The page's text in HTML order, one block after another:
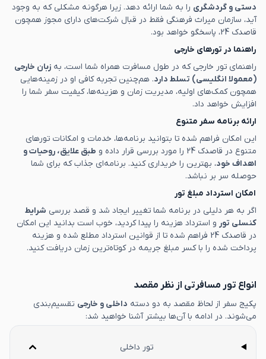
دستی و گردشگری را به شما ارائه دهد. زیرا هرگونه مشکلی که به وجود
آید، سازمان میراث فرهنگی فقط در قبال شرکت‌های دارای مجوز همچون
قاصدک 24، پاسخگو خواهد بود.
راهنما در تورهای خارجی
راهنمای تور خارجی که در طول مسافرت همراه شما است، به زبان خارجی
(معمولا انگلیسی) تسلط دارد. هم‌چنین تجربه کافی او در زمینه‌هایی
همچون کمک‌های اولیه، مدیریت زمان و هزینه‌ها، کیفیت سفر شما را
افزایش خواهد داد.
ارائه برنامه‌ سفر متنوع
این امکان فراهم شده تا بتوانید برنامه‌ها، خدمات و امکانات تورهای
متنوع در قاصدک 24 را مورد بررسی قرار داده و
طبق علایق، روحیات و
اهداف خود، بهترین را خریداری کنید. برنامه‌ای جذاب که برای شما
حوصله سر بر نباشد.
امکان استرداد مبلغ تور
اگر به هر دلیلی در برنامه شما تغییر ایجاد شد و قصد بررسی شرایط
کنسلی تور و استرداد هزینه را پیدا کردید، خوب است بدانید این امکان
در قاصدک 24 فراهم شده تا از قوانین استرداد مطلع شده و هزینه‌
پرداخت شده را با کسر مبلغ جریمه در کوتاه‌ترین زمان دریافت کنید.
انواع تور مسافرتی از نظر مقصد
پکیج سفر از لحاظ مقصد به دو دسته داخلی و خارجی تقسیم‌بندی
می‌شوند. در ادامه با آن‌ها بیشتر آشنا خواهید شد:
تور داخلی